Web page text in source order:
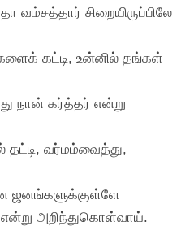
வம்சத்தார் சிறையிருப்பிலே
கட்டி, உன்னில் தங்கள்
நான் கர்த்தர் என்று
வர்மம்வைத்து,
ஜனங்களுக்குள்ளே
அறிந்துகொள்வாய்.